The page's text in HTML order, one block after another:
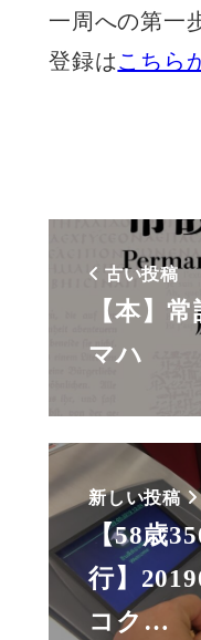
一周への第一
登録はこちら
古い投稿
【本】
マハ
新しい投稿
【58歳
行】
コク…